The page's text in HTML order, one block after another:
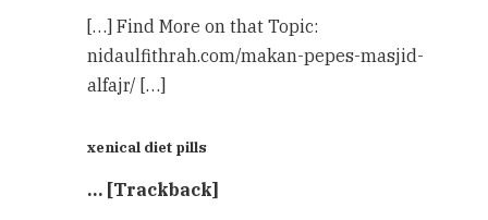
[…] Find More on that Topic:
nidaulfithrah.com/makan-pepes-masjid-
alfajr/ […]
xenical diet pills​
… [Trackback]